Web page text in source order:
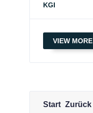
KGI
VIEW MORE
Start Zurück